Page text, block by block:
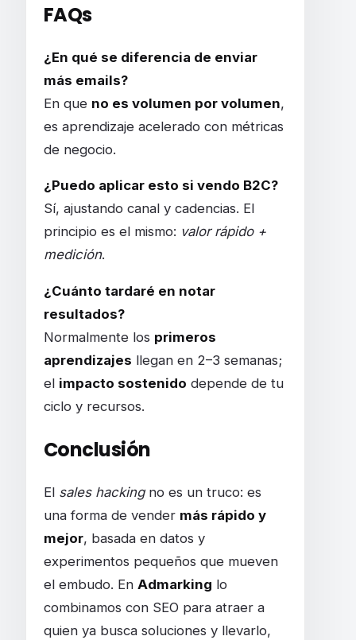
FAQs
¿En qué se diferencia de enviar
más emails?
En que no es volumen por volumen,
es aprendizaje acelerado con métricas
de negocio.
¿Puedo aplicar esto si vendo B2C?
Sí, ajustando canal y cadencias. El
principio es el mismo: valor rápido +
medición.
¿Cuánto tardaré en notar
resultados?
Normalmente los primeros
aprendizajes llegan en 2–3 semanas;
el impacto sostenido depende de tu
ciclo y recursos.
Conclusión
El sales hackingno es un truco: es
una forma de vender más rápido y
mejor, basada en datos y
experimentos pequeños que mueven
el embudo. En Admarking lo
combinamos con SEO para atraer a
quien ya busca soluciones y llevarlo,